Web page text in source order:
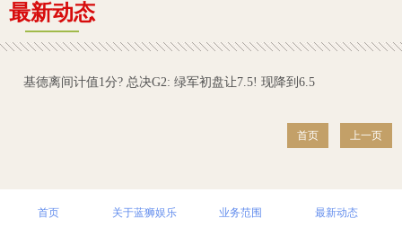
最新动态
基德离间计值1分? 总决G2: 绿军初盘让7.5! 现降到6.5
首页 上一页
首页 关于蓝狮娱乐 业务范围 最新动态